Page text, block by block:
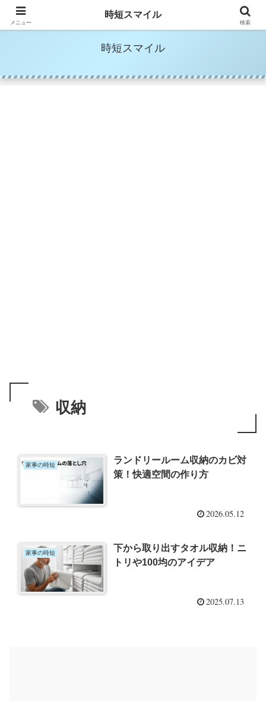
時短家事＆時短美容でママの笑顔を増やす
時短スマイル
収納
家事の時短
ランドリールーム収納のカビ対
策！快適空間の作り方
2026.05.12
家事の時短
下から取り出すタオル収納！ニ
トリや100均のアイデア
2025.07.13
メニュー
時短スマイル
検索